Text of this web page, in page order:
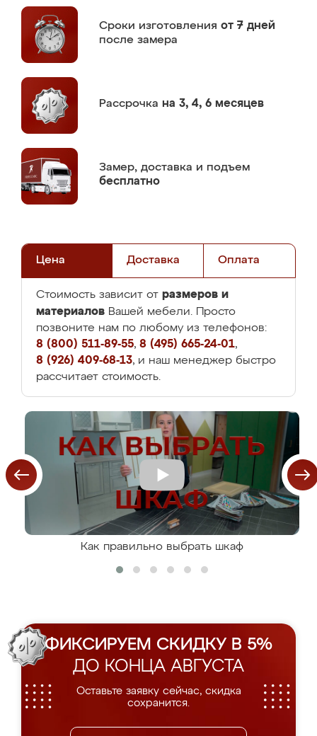
Сроки изготовления от 7 дней
после замера
Рассрочка на 3, 4, 6 месяцев
Замер, доставка и подъем
бесплатно
Цена Доставка Оплата
Стоимость зависит от размеров и
материалов Вашей мебели. Просто
позвоните нам по любому из телефонов:
8 (800) 511-89-55, 8 (495) 665-24-01,
8 (926) 409-68-13, и наш менеджер быстро
рассчитает стоимость.
Как правильно выбрать шкаф
ФИКСИРУЕМ СКИДКУ В 5%
ДО КОНЦА АВГУСТА
Оставьте заявку сейчас, скидка
сохранится.